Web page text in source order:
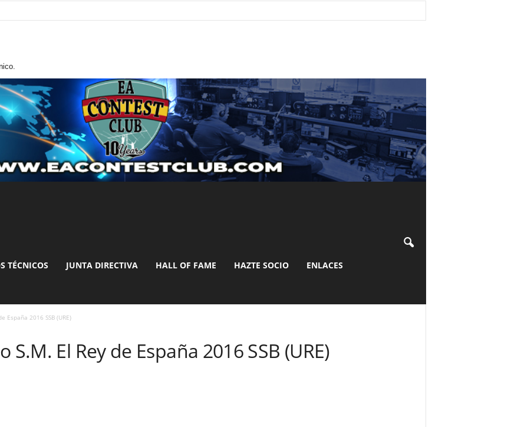
TÉCNICOS JUNTA DIRECTIVA HALL OF FAME HAZTE SOCIO ENLACES
España 2016 SSB (URE)
El Rey de España 2016 SSB (URE)